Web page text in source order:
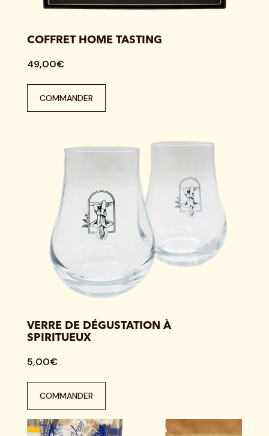
COFFRET HOME TASTING
49,00€
COMMANDER
VERRE DE DÉGUSTATION À
SPIRITUEUX
5,00€
COMMANDER